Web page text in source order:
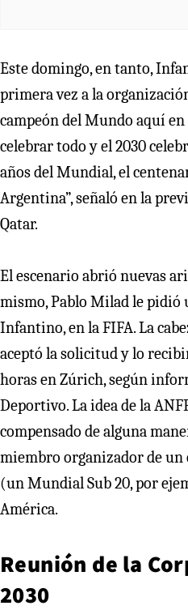
Este domingo, en tanto,
primera vez a la
campeón del Mundo aquí
celebrar todo y el 2030
años del Mundial, el
Argentina”, señaló en la
Qatar.
El escenario abrió nuevas
mismo, Pablo Milad le pidió
Infantino, en la FIFA. La
aceptó la solicitud y lo
horas en Zúrich, según
Deportivo. La idea de la
compensado de alguna
miembro organizador de un
(un Mundial Sub 20, por
América.
Reunión de la
2030